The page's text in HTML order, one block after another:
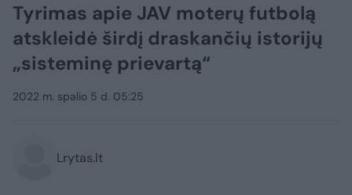
Tyrimas apie JAV moterų futbolą
atskleidė širdį draskančių istorijų
„sisteminę prievartą“
2022 m. spalio 5 d. 05:25
Lrytas.lt